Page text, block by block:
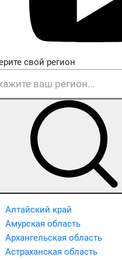
свой регион
Алтайский край
Амурская область
Архангельская область
Астраханская область